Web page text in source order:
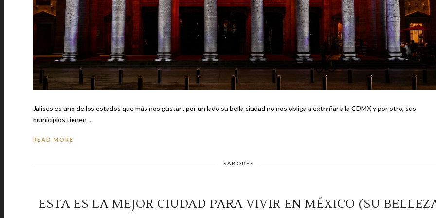
Jalisco es uno de los estados que más nos gustan, por un lado su bella ciudad no nos obliga a extrañar a la CDMX y por otro, sus
municipios tienen …
READ MORE
SABORES
ESTA ES LA MEJOR CIUDAD PARA VIVIR EN MÉXICO (SU